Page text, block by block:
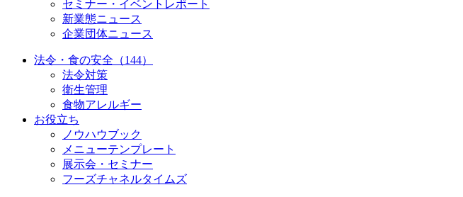
セミナー・イベントレポート
新業態ニュース
企業団体ニュース
法令・食の安全（144）
法令対策
衛生管理
食物アレルギー
お役立ち
ノウハウブック
メニューテンプレート
展示会・セミナー
フーズチャネルタイムズ